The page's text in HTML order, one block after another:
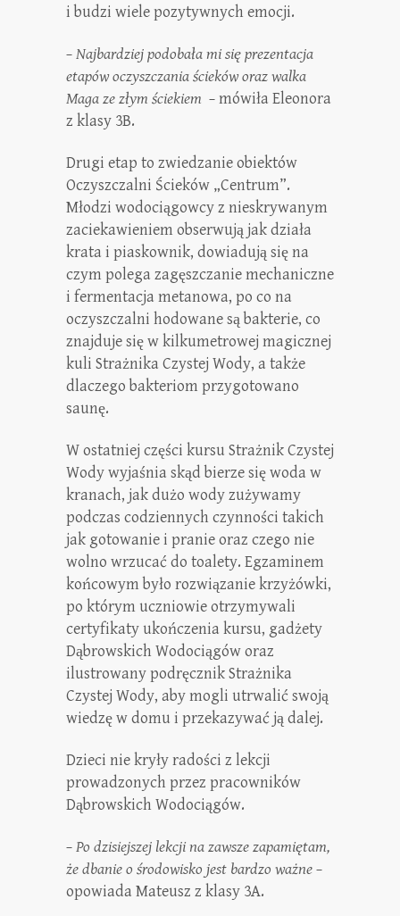
i budzi wiele pozytywnych emocji.
– Najbardziej podobała mi się prezentacja
etapów oczyszczania ścieków oraz walka
Maga ze złym ściekiem –mówiła Eleonora
z klasy 3B.
Drugi etap to zwiedzanie obiektów
Oczyszczalni Ścieków „Centrum”.
Młodzi wodociągowcy z nieskrywanym
zaciekawieniem obserwują jak działa
krata i piaskownik, dowiadują się na
czym polega zagęszczanie mechaniczne
i fermentacja metanowa, po co na
oczyszczalni hodowane są bakterie, co
znajduje się w kilkumetrowej magicznej
kuli Strażnika Czystej Wody, a także
dlaczego bakteriom przygotowano
saunę.
W ostatniej części kursu Strażnik Czystej
Wody wyjaśnia skąd bierze się woda w
kranach, jak dużo wody zużywamy
podczas codziennych czynności takich
jak gotowanie i pranie oraz czego nie
wolno wrzucać do toalety. Egzaminem
końcowym było rozwiązanie krzyżówki,
po którym uczniowie otrzymywali
certyfikaty ukończenia kursu, gadżety
Dąbrowskich Wodociągów oraz
ilustrowany podręcznik Strażnika
Czystej Wody, aby mogli utrwalić swoją
wiedzę w domu i przekazywać ją dalej.
Dzieci nie kryły radości z lekcji
prowadzonych przez pracowników
Dąbrowskich Wodociągów.
– Po dzisiejszej lekcji na zawsze zapamiętam,
że dbanie o środowisko jest bardzo ważne –
opowiada Mateusz z klasy 3A.